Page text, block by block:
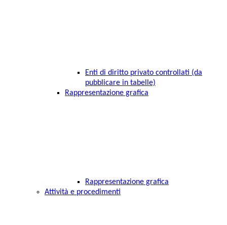
Enti di diritto privato controllati (da
pubblicare in tabelle)
Rappresentazione grafica
Rappresentazione grafica
Attività e procedimenti